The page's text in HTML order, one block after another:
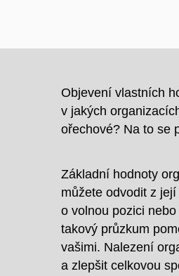
Objevení vlastních
v jakých
ořechové? Na to se
Základní hodnoty
můžete odvodit z
o volnou pozici
takový průzkum
vašimi. Nalezení
a zlepšit celkovou